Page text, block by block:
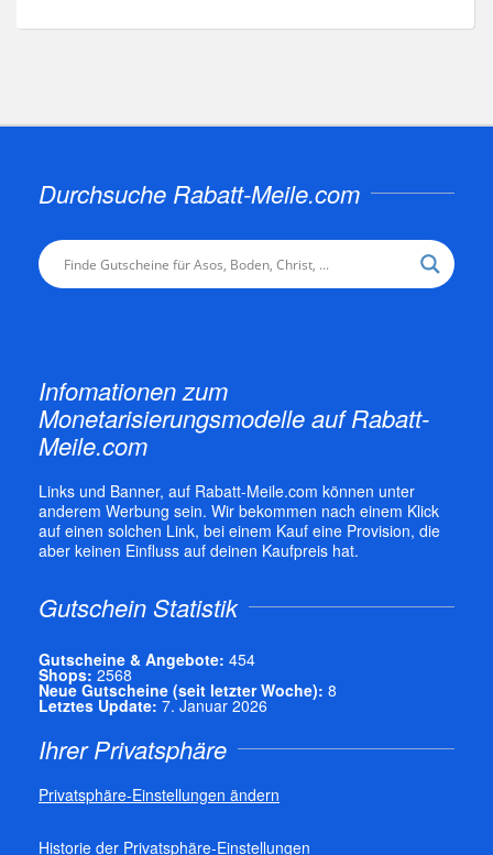
Durchsuche Rabatt-Meile.com
Infomationen zum
Monetarisierungsmodelle auf Rabatt-
Meile.com
Links und Banner, auf Rabatt-Meile.com können unter
anderem Werbung sein. Wir bekommen nach einem Klick
auf einen solchen Link, bei einem Kauf eine Provision, die
aber keinen Einfluss auf deinen Kaufpreis hat.
Gutschein Statistik
Gutscheine & Angebote: 454
Shops: 2568
Neue Gutscheine (seit letzter Woche): 8
Letztes Update: 7. Januar 2026
Ihrer Privatsphäre
Privatsphäre-Einstellungen ändern
Historie der Privatsphäre-Einstellungen